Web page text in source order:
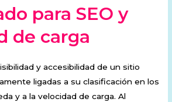
para SEO y
de carga
y accesibilidad de un sitio
ligadas a su clasificación en los
y a la velocidad de carga. Al